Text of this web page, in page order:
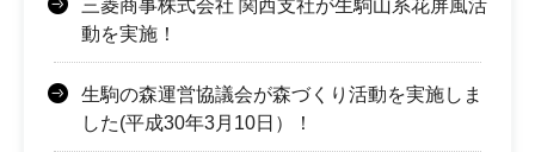
三菱商事株式会社 関西支社が生駒山系花屏風活
動を実施！
生駒の森運営協議会が森づくり活動を実施しま
した(平成30年3月10日）！